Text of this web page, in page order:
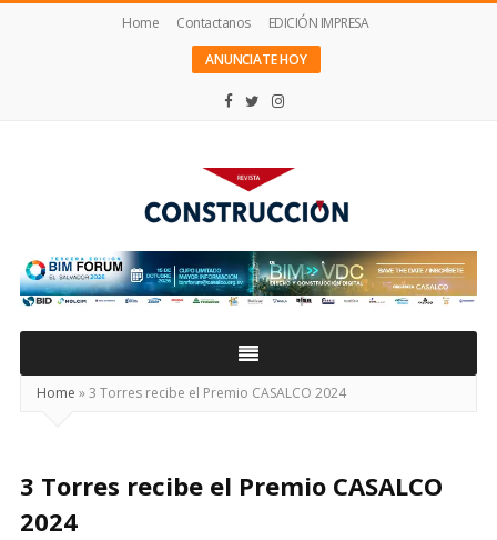
Home Contactanos
EDICIÓN IMPRESA
ANUNCIATE HOY
Construcción
Home »3 Torres recibe el Premio CASALCO 2024
3 Torres recibe el Premio CASALCO
2024